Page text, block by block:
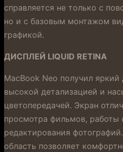
справляется не только с
но и с базовым монтажом
графикой.
ДИСПЛЕЙ LIQUID RETINA
MacBook Neo получил яркий
высокой детализацией и
цветопередачей. Экран
просмотра фильмов, работы
редактирования
область позволяет